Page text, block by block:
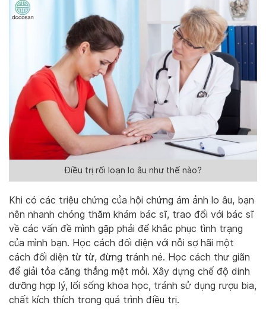
Điều trị rối loạn lo âu như thế nào?
Khi có các triệu chứng của hội chứng ám ảnh lo âu, bạn
nên nhanh chóng thăm khám bác sĩ, trao đổi với bác sĩ
về các vấn đề mình gặp phải để khắc phục tình trạng
của mình bạn. Học cách đối diện với nỗi sợ hãi một
cách đối diện từ từ, đừng tránh né. Học cách thư giãn
để giải tỏa căng thẳng mệt mỏi. Xây dựng chế độ dinh
dưỡng hợp lý, lối sống khoa học, tránh sử dụng rượu bia,
chất kích thích trong quá trình điều trị.